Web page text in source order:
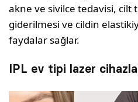
akne ve sivilce tedavisi,
giderilmesi ve cildin
faydalar sağlar.
IPL ev tipi lazer